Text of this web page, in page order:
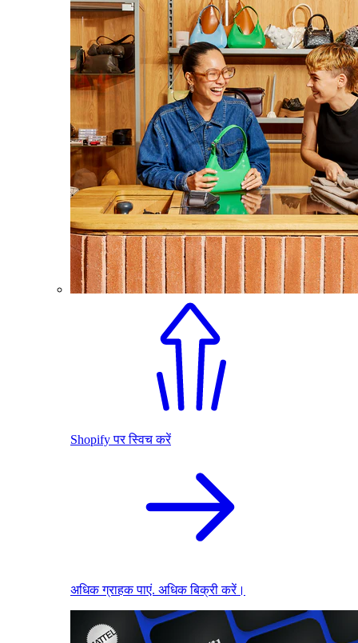
Shopify पर स्विच करें
अधिक ग्राहक पाएं. अधिक बिक्री करें।